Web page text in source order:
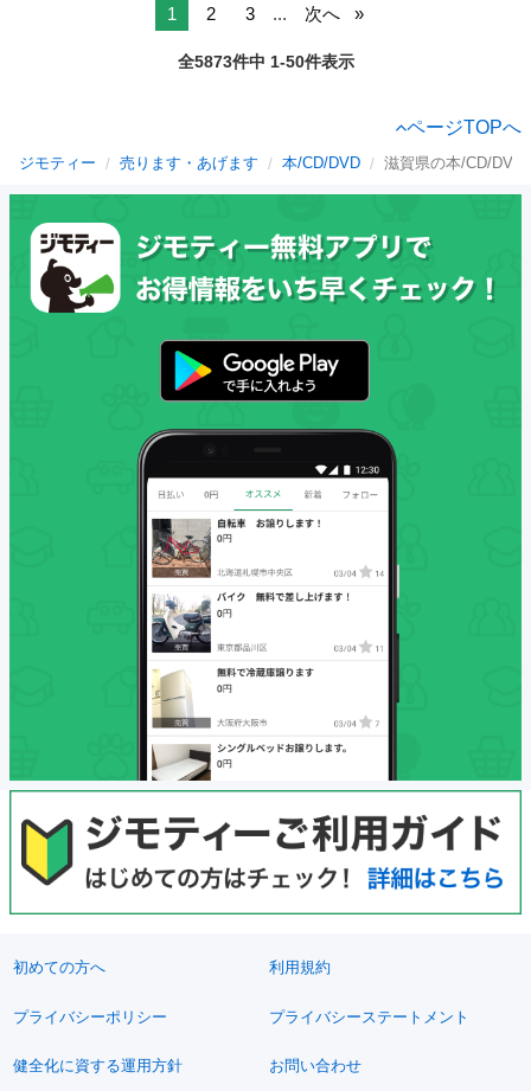
1 2 3 ... 次へ
全5873件中 1-50件表示
ページTOPへ
ジモティー 売ります・あげます 本/CD/DVD 滋賀県の本/CD/DVD
初めての方へ 利用規約
プライバシーポリシー プライバシーステートメント
健全化に資する運用方針 お問い合わせ